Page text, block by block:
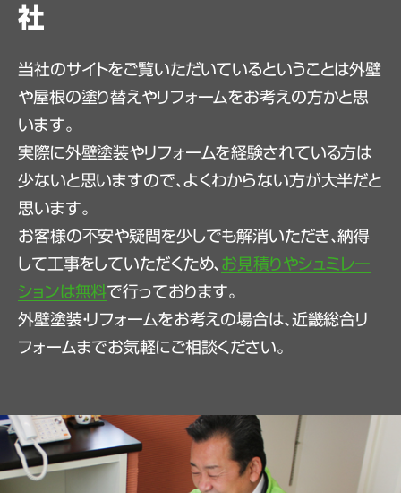
社
当社のサイトをご覧いただいているということは外壁
や屋根の塗り替えやリフォームをお考えの方かと思
います。
実際に外壁塗装やリフォームを経験されている方は
少ないと思いますので、よくわからない方が大半だと
思います。
お客様の不安や疑問を少しでも解消いただき、納得
して工事をしていただくため、 お見積りやシュミレー
ションは無料で行っております。
外壁塗装・リフォームをお考えの場合は、近畿総合リ
フォームまでお気軽にご相談ください。